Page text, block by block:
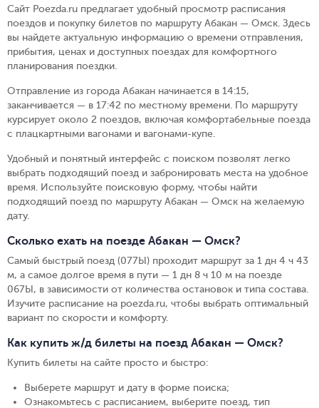
Сайт Poezda.ru предлагает удобный просмотр расписания
поездов и покупку билетов по маршруту Абакан — Омск. Здесь
вы найдете актуальную информацию о времени отправления,
прибытия, ценах и доступных поездах для комфортного
планирования поездки.
Отправление из города Абакан начинается в 14:15,
заканчивается — в 17:42 по местному времени. По маршруту
курсирует около 2 поездов, включая комфортабельные поезда
с плацкартными вагонами и вагонами-купе.
Удобный и понятный интерфейс с поиском позволят легко
выбрать подходящий поезд и забронировать места на удобное
время. Используйте поисковую форму, чтобы найти
подходящий поезд по маршруту Абакан — Омск на желаемую
дату.
Сколько ехать на поезде Абакан — Омск?
Самый быстрый поезд (077Ы) проходит маршрут за 1 дн 4 ч 43
м, а самое долгое время в пути — 1 дн 8 ч 10 м на поезде
067Ы, в зависимости от количества остановок и типа состава.
Изучите расписание на poezda.ru, чтобы выбрать оптимальный
вариант по скорости и комфорту.
Как купить ж/д билеты на поезд Абакан — Омск?
Купить билеты на сайте просто и быстро:
Выберете маршрут и дату в форме поиска;
Ознакомьтесь с расписанием, выберите поезд, тип